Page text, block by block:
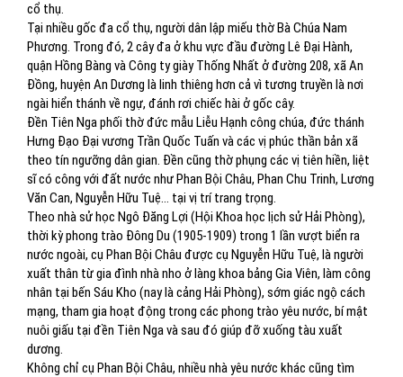
cổ thụ.
Tại nhiều gốc đa cổ thụ, người dân lập miếu thờ Bà Chúa Nam
Phương. Trong đó, 2 cây đa ở khu vực đầu đường Lê Đại Hành,
quận Hồng Bàng và Công ty giày Thống Nhất ở đường 208, xã An
Đồng, huyện An Dương là linh thiêng hơn cả vì tương truyền là nơi
ngài hiển thánh về ngự, đánh rơi chiếc hài ở gốc cây.
Đền Tiên Nga phối thờ đức mẫu Liễu Hạnh công chúa, đức thánh
Hưng Đạo Đại vương Trần Quốc Tuấn và các vị phúc thần bản xã
theo tín ngưỡng dân gian. Đền cũng thờ phụng các vị tiên hiền, liệt
sĩ có công với đất nước như Phan Bội Châu, Phan Chu Trinh, Lương
Văn Can, Nguyễn Hữu Tuệ… tại vị trí trang trọng.
Theo nhà sử học Ngô Đăng Lợi (Hội Khoa học lịch sử Hải Phòng),
thời kỳ phong trào Đông Du (1905-1909) trong 1 lần vượt biển ra
nước ngoài, cụ Phan Bội Châu được cụ Nguyễn Hữu Tuệ, là người
xuất thân từ gia đình nhà nho ở làng khoa bảng Gia Viên, làm công
nhân tại bến Sáu Kho (nay là cảng Hải Phòng), sớm giác ngộ cách
mạng, tham gia hoạt động trong các phong trào yêu nước, bí mật
nuôi giấu tại đền Tiên Nga và sau đó giúp đỡ xuống tàu xuất
dương.
Không chỉ cụ Phan Bội Châu, nhiều nhà yêu nước khác cũng tìm